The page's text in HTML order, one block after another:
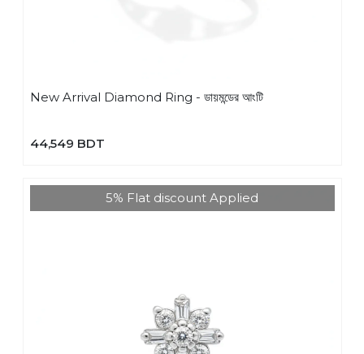
New Arrival Diamond Ring - ডায়মন্ডের আংটি
44,549 BDT
5% Flat discount Applied